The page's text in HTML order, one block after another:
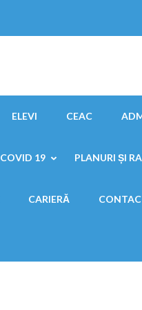
ELEVI CEAC
COVID 19 PLANURI ȘI
CARIERĂ